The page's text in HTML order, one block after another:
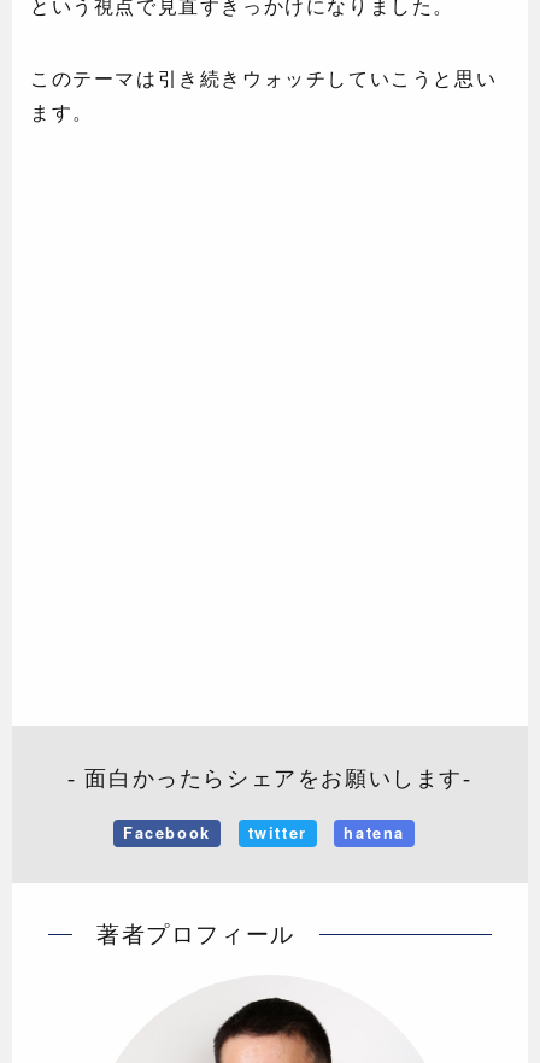
という視点で見直すきっかけになりました。
このテーマは引き続きウォッチしていこうと思い
ます。
- 面白かったらシェアをお願いします-
Facebook twitter hatena
著者プロフィール